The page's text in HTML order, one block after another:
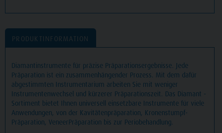
PRODUKTINFORMATION
Diamantinstrumente für präzise Präparationsergebnisse. Jede
Präparation ist ein zusammenhängender Prozess. Mit dem dafür
abgestimmten Instrumentarium arbeiten Sie mit weniger
Instrumentenwechsel und kürzerer Präparationszeit. Das Diamant -
Sortiment bietet Ihnen universell einsetzbare Instrumente für viele
Anwendungen, von der Kavitätenpräparation, Kronenstumpf-
Präparation, VeneerPräparation bis zur Periobehandlung.